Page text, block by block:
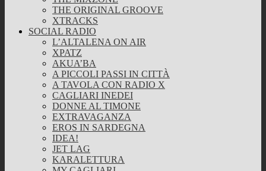
THE ORIGINAL GROOVE
XTRACKS
SOCIAL RADIO
L’ALTALENA ON AIR
XPATZ
AKUA’BA
A PICCOLI PASSI IN CITTÀ
A TAVOLA CON RADIO X
CAGLIARI INEDEI
DONNE AL TIMONE
EXTRAVAGANZA
EROS IN SARDEGNA
IDEA!
JET LAG
KARALETTURA